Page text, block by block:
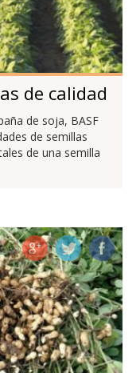
de calidad
de soja, BASF
de semillas
de una semilla